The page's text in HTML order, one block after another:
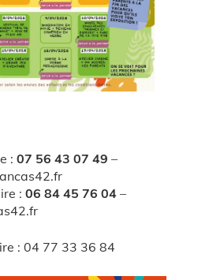
: 07 56 43 07 49 –
: 06 84 45 76 04–
: 04 77 33 36 84